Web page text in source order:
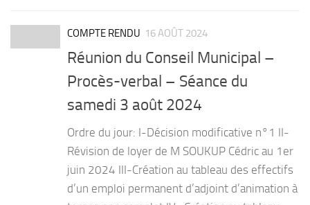
COMPTE RENDU 16 AOÛT 2024
Réunion du Conseil Municipal –
Procès-verbal – Séance du
samedi 3 août 2024
Ordre du jour: I-Décision modificative n°1 II-
Révision de loyer de M SOUKUP Cédric au 1er
juin 2024 III-Création au tableau des effectifs
d’un emploi permanent d’adjoint d’animation à